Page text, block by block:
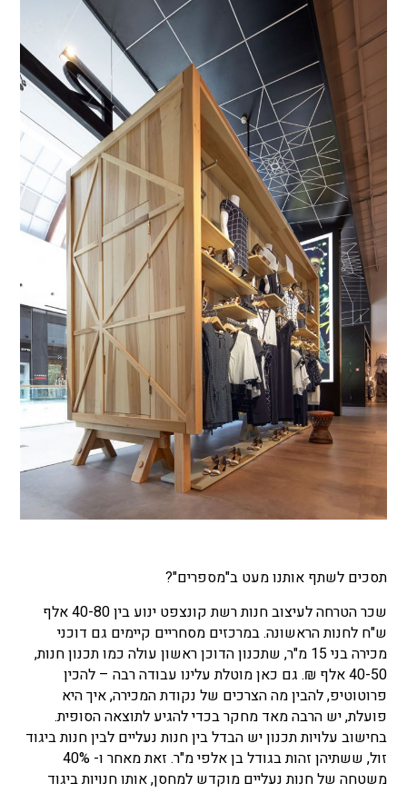
תסכים לשתף אותנו מעט ב"מספרים"?
שכר הטרחה לעיצוב חנות רשת קונצפט ינוע בין 40-80 אלף
ש"ח לחנות הראשונה. במרכזים מסחריים קיימים גם דוכני
מכירה בני 15 מ"ר, שתכנון הדוכן ראשון עולה כמו תכנון חנות,
40-50 אלף ₪. גם כאן מוטלת עלינו עבודה רבה – להכין
פרוטוטיפ, להבין מה הצרכים של נקודת המכירה, איך היא
פועלת, יש הרבה מאד מחקר בכדי להגיע לתוצאה הסופית.
בחישוב עלויות תכנון יש הבדל בין חנות נעליים לבין חנות ביגוד
זול, ששתיהן זהות בגודל בן אלפי מ"ר. זאת מאחר ו- 40%
משטחה של חנות נעליים מוקדש למחסן, אותו חנויות ביגוד